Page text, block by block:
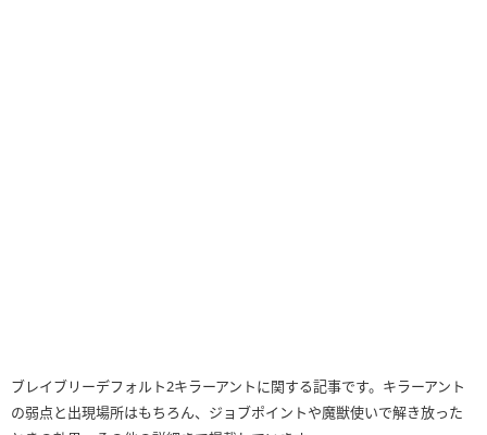
ブレイブリーデフォルト2キラーアントに関する記事です。キラーアント
の弱点と出現場所はもちろん、ジョブポイントや魔獣使いで解き放った